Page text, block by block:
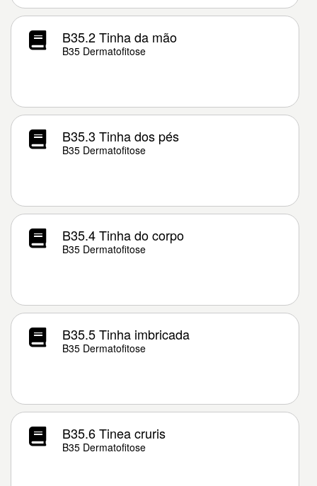
B35.2 Tinha da mão
B35 Dermatofitose
B35.3 Tinha dos pés
B35 Dermatofitose
B35.4 Tinha do corpo
B35 Dermatofitose
B35.5 Tinha imbricada
B35 Dermatofitose
B35.6 Tinea cruris
B35 Dermatofitose